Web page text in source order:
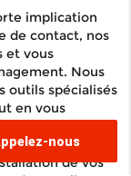
implication
de contact, nos
et vous
Nous
outils spécialisés
en vous
l'emballage
de vos
nous